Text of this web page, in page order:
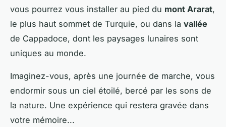
vous pourrez vous installer au pied du mont Ararat,
le plus haut sommet de Turquie, ou dans la vallée
de Cappadoce, dont les paysages lunaires sont
uniques au monde.
Imaginez-vous, après une journée de marche, vous
endormir sous un ciel étoilé, bercé par les sons de
la nature. Une expérience qui restera gravée dans
votre mémoire...